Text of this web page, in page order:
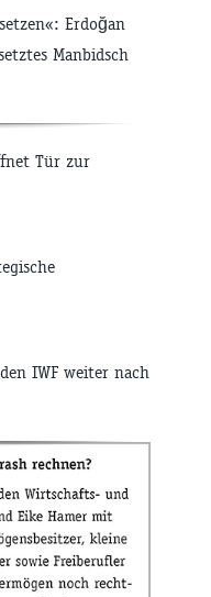
Erdoğan
Manbidsch
Tür zur
IWF weiter nach